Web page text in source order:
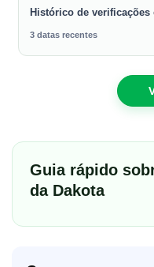
Histórico de verificações
3 datas recentes
Guia rápido
da Dakota